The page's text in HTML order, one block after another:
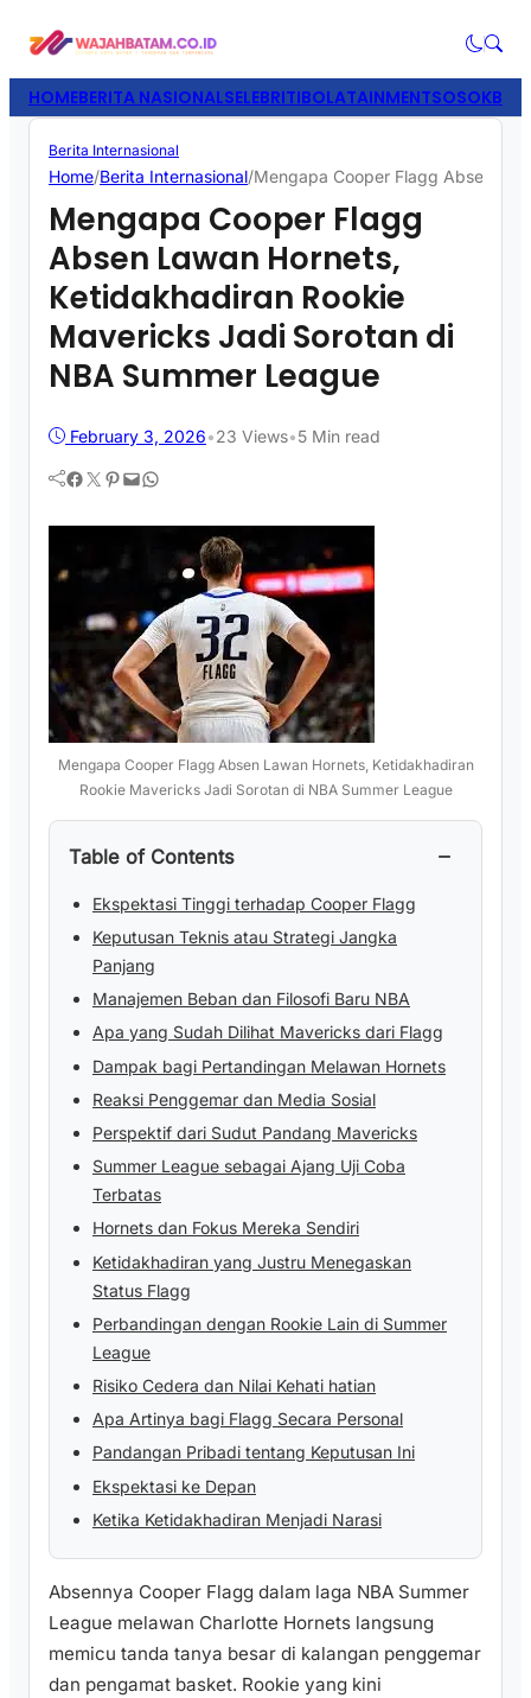
HOMEBERITA NASIONALSELEBRITIBOLATAINMENTSOSOK
Berita Internasional
Home/Berita Internasional/Mengapa Cooper Flagg Absen
Mengapa Cooper Flagg
Absen Lawan Hornets,
Ketidakhadiran Rookie
Mavericks Jadi Sorotan di
NBA Summer League
February 3, 2026•23 Views•5 Min read
Facebook Twitter Pinterest Mail WhatsApp
Mengapa Cooper Flagg Absen Lawan Hornets, Ketidakhadiran
Rookie Mavericks Jadi Sorotan di NBA Summer League
Table of Contents −
Ekspektasi Tinggi terhadap Cooper Flagg
Keputusan Teknis atau Strategi Jangka
Panjang
Manajemen Beban dan Filosofi Baru NBA
Apa yang Sudah Dilihat Mavericks dari Flagg
Dampak bagi Pertandingan Melawan Hornets
Reaksi Penggemar dan Media Sosial
Perspektif dari Sudut Pandang Mavericks
Summer League sebagai Ajang Uji Coba
Terbatas
Hornets dan Fokus Mereka Sendiri
Ketidakhadiran yang Justru Menegaskan
Status Flagg
Perbandingan dengan Rookie Lain di Summer
League
Risiko Cedera dan Nilai Kehati hatian
Apa Artinya bagi Flagg Secara Personal
Pandangan Pribadi tentang Keputusan Ini
Ekspektasi ke Depan
Ketika Ketidakhadiran Menjadi Narasi
Absennya Cooper Flagg dalam laga NBA Summer
League melawan Charlotte Hornets langsung
memicu tanda tanya besar di kalangan penggemar
dan pengamat basket. Rookie yang kini